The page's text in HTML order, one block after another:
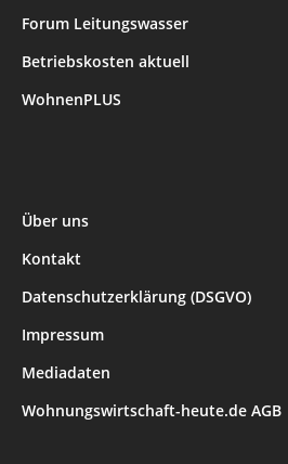
Forum Leitungswasser
Betriebskosten aktuell
WohnenPLUS
Über uns
Kontakt
Datenschutzerklärung (DSGVO)
Impressum
Mediadaten
Wohnungswirtschaft-heute.de AGB